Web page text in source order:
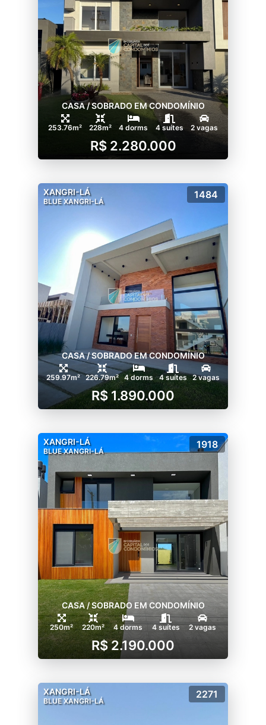
CASA / SOBRADO EM CONDOMÍNIO
253.76m² 228m² 4 dorms 4 suítes 2 vagas
R$ 2.280.000
XANGRI-LÁ
BLUE XANGRI-LÁ
1484
CASA / SOBRADO EM CONDOMÍNIO
259.97m² 226.79m² 4 dorms 4 suítes 2 vagas
R$ 1.890.000
XANGRI-LÁ
BLUE XANGRI-LÁ
1918
CASA / SOBRADO EM CONDOMÍNIO
250m² 220m² 4 dorms 4 suítes 2 vagas
R$ 2.190.000
XANGRI-LÁ
BLUE XANGRI-LÁ
2271